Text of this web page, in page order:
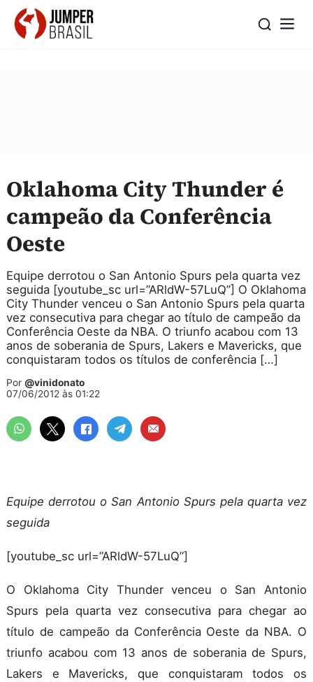
Oklahoma City Thunder é
campeão da Conferência
Oeste
Equipe derrotou o San Antonio Spurs pela quarta vez
seguida [youtube_sc url=”ARldW-57LuQ”] O Oklahoma
City Thunder venceu o San Antonio Spurs pela quarta
vez consecutiva para chegar ao título de campeão da
Conferência Oeste da NBA. O triunfo acabou com 13
anos de soberania de Spurs, Lakers e Mavericks, que
conquistaram todos os títulos de conferência […]
Por @vinidonato
07/06/2012 às 01:22
Equipe derrotou o San Antonio Spurs pela quarta vez
seguida
[youtube_sc url=”ARldW-57LuQ”]
O Oklahoma City Thunder venceu o San Antonio
Spurs pela quarta vez consecutiva para chegar ao
título de campeão da Conferência Oeste da NBA. O
triunfo acabou com 13 anos de soberania de Spurs,
Lakers e Mavericks, que conquistaram todos os